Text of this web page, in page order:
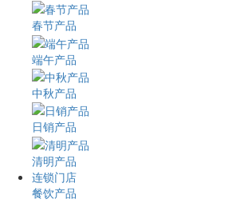
春节产品
端午产品
中秋产品
日销产品
清明产品
连锁门店
餐饮产品